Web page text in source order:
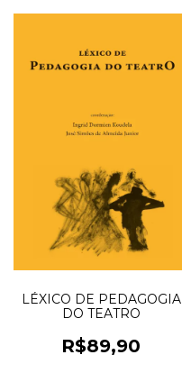
LÉXICO DE PEDAGOGIA
DO TEATRO
R$89,90